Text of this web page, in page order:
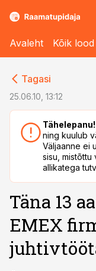
Avaleht Kõik lood
Tagasi
25.06.10, 13:12
Tähelepanu!
ning kuulub
Väljaanne ei
sisu,
allikatega
Täna 13
EMEX